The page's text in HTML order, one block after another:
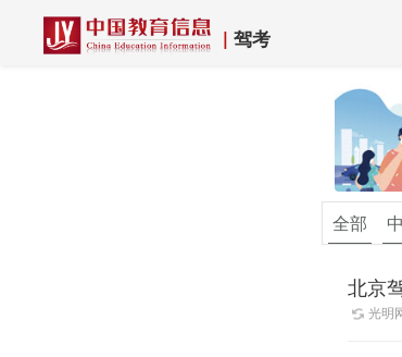
|驾考
全部
北京
光明